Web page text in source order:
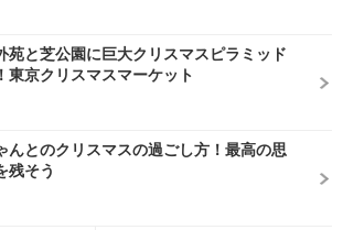
苑と芝公園に巨大クリスマスピラミッド
東京クリスマスマーケット
んとのクリスマスの過ごし方！最高の思
残そう